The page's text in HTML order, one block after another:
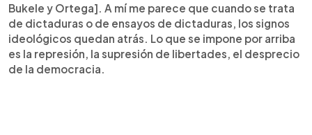
Bukele y Ortega]. A mí me parece que cuando se trata
de dictaduras o de ensayos de dictaduras, los signos
ideológicos quedan atrás. Lo que se impone por arriba
es la represión, la supresión de libertades, el desprecio
de la democracia.